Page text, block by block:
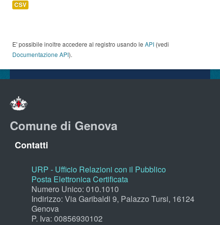
CSV
E' possibile inoltre accedere al registro usando le API (vedi
Documentazione API).
Comune di Genova
Contatti
URP - Ufficio Relazioni con il Pubblico
Posta Elettronica Certificata
Numero Unico: 010.1010
Indirizzo: Via Garibaldi 9, Palazzo Tursi, 16124
Genova
P. Iva: 00856930102